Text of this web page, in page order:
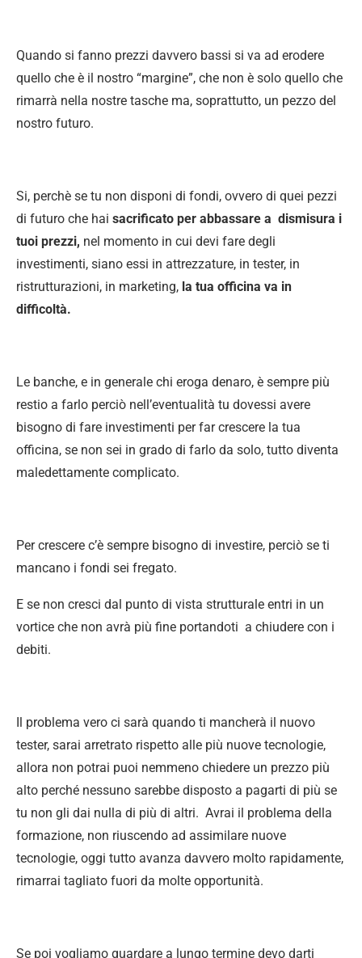
Quando si fanno prezzi davvero bassi si va ad erodere
quello che è il nostro “margine”, che non è solo quello che
rimarrà nella nostre tasche ma, soprattutto, un pezzo del
nostro futuro.
Si, perchè se tu non disponi di fondi, ovvero di quei pezzi
di futuro che hai sacrificato per abbassare a dismisura i
tuoi prezzi, nel momento in cui devi fare degli
investimenti, siano essi in attrezzature, in tester, in
ristrutturazioni, in marketing, la tua officina va in
difficoltà.
Le banche, e in generale chi eroga denaro, è sempre più
restio a farlo perciò nell’eventualità tu dovessi avere
bisogno di fare investimenti per far crescere la tua
officina, se non sei in grado di farlo da solo, tutto diventa
maledettamente complicato.
Per crescere c’è sempre bisogno di investire, perciò se ti
mancano i fondi sei fregato.
E se non cresci dal punto di vista strutturale entri in un
vortice che non avrà più fine portandoti a chiudere con i
debiti.
Il problema vero ci sarà quando ti mancherà il nuovo
tester, sarai arretrato rispetto alle più nuove tecnologie,
allora non potrai puoi nemmeno chiedere un prezzo più
alto perché nessuno sarebbe disposto a pagarti di più se
tu non gli dai nulla di più di altri. Avrai il problema della
formazione, non riuscendo ad assimilare nuove
tecnologie, oggi tutto avanza davvero molto rapidamente,
rimarrai tagliato fuori da molte opportunità.
Se poi vogliamo guardare a lungo termine devo darti